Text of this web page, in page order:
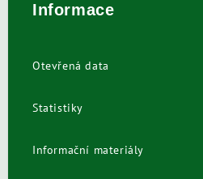
Informace
Otevřená data
Statistiky
Informační materiály